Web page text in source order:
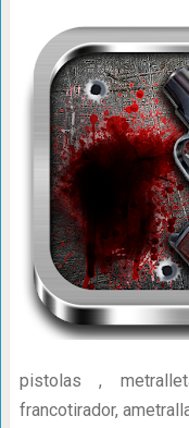
pistolas ,
francotirador,